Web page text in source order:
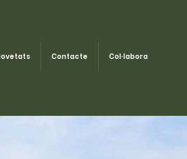
Contacte Col·labora